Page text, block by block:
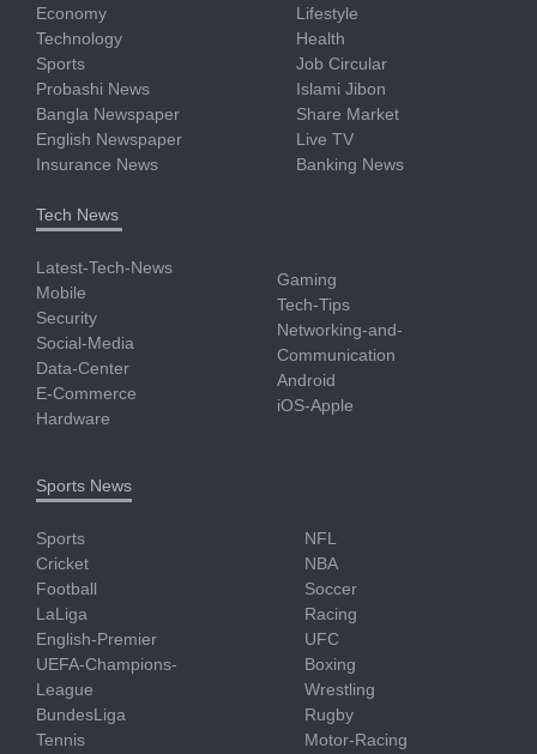
Economy
Technology
Sports
Probashi News
Bangla Newspaper
English Newspaper
Insurance News
Lifestyle
Health
Job Circular
Islami Jibon
Share Market
Live TV
Banking News
Tech News
Latest-Tech-News
Mobile
Security
Social-Media
Data-Center
E-Commerce
Hardware
Gaming
Tech-Tips
Networking-and-
Communication
Android
iOS-Apple
Sports News
Sports
Cricket
Football
LaLiga
English-Premier
UEFA-Champions-
League
BundesLiga
Tennis
NFL
NBA
Soccer
Racing
UFC
Boxing
Wrestling
Rugby
Motor-Racing